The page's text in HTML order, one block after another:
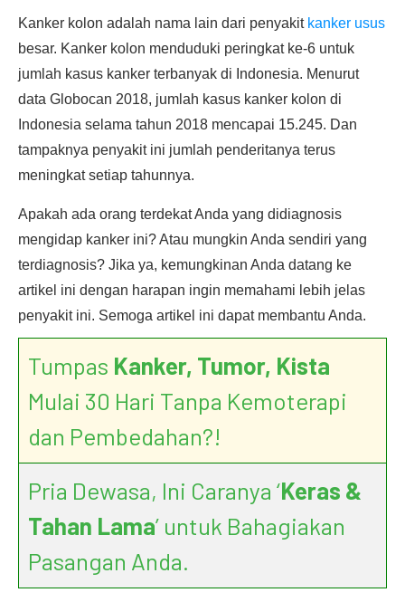
Kanker kolon adalah nama lain dari penyakit kanker usus
besar. Kanker kolon menduduki peringkat ke-6 untuk
jumlah kasus kanker terbanyak di Indonesia. Menurut
data Globocan 2018, jumlah kasus kanker kolon di
Indonesia selama tahun 2018 mencapai 15.245. Dan
tampaknya penyakit ini jumlah penderitanya terus
meningkat setiap tahunnya.
Apakah ada orang terdekat Anda yang didiagnosis
mengidap kanker ini? Atau mungkin Anda sendiri yang
terdiagnosis? Jika ya, kemungkinan Anda datang ke
artikel ini dengan harapan ingin memahami lebih jelas
penyakit ini. Semoga artikel ini dapat membantu Anda.
Tumpas Kanker, Tumor, Kista
Mulai 30 Hari Tanpa Kemoterapi
dan Pembedahan?!
Pria Dewasa, Ini Caranya ‘Keras &
Tahan Lama’ untuk Bahagiakan
Pasangan Anda.